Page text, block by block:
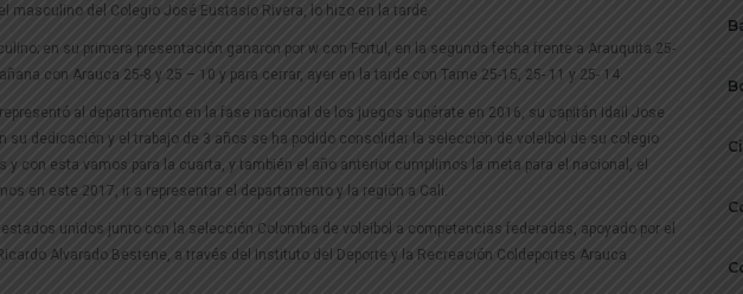
masculino del Colegio José Eustasio Rivera, lo hizo en la tarde.
en su primera presentación ganaron por w con Fortul, en la segunda fecha frente a Arauquita 25-
con Arauca 25-8 y 25 – 10 y para cerrar, ayer en la tarde con Tame 25-15, 25- 11 y 25- 14.
al departamento en la fase nacional de los juegos supérate en 2016, su capitán Idail Jose
su dedicación y el trabajo de 3 años se ha podido consolidar la selección de voleibol de su colegio
y con esta vamos para la cuarta, y también el año anterior cumplimos la meta para el nacional, el
en este 2017, ir a representar el departamento y la región a Cali.
unidos junto con la selección Colombia de voleibol a competencias federadas, apoyado por el
Alvarado Bestene, a través del Instituto del Deporte y la Recreación Coldeportes Arauca.